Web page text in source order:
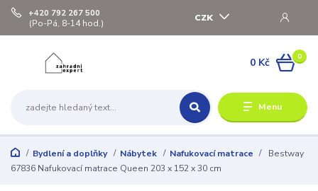
Menu
CZK
+420 792 267 500
(Po-Pá, 8-14 hod.)
0
0 Kč
Bydlení a doplňky Nábytek Nafukovací matrace
Bestway
67836 Nafukovací matrace Queen 203 x 152 x 30 cm